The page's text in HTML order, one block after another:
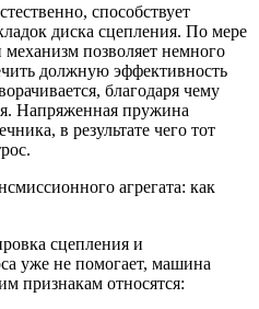
способствует
диска сцепления. По мере
позволяет немного
должную эффективность
благодаря чему
Напряженная пружина
в результате чего тот
агрегата: как
сцепления и
уже не помогает, машина
признакам относятся: